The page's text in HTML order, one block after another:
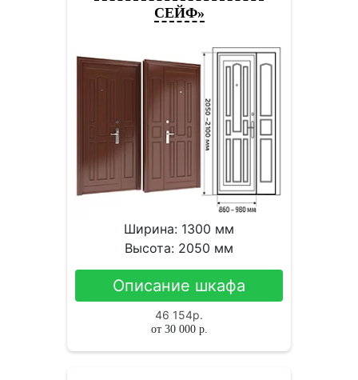
СЕЙФ»
Ширина: 1300 мм
Высота: 2050 мм
Описание шкафа
46 154р.
от 30 000р.